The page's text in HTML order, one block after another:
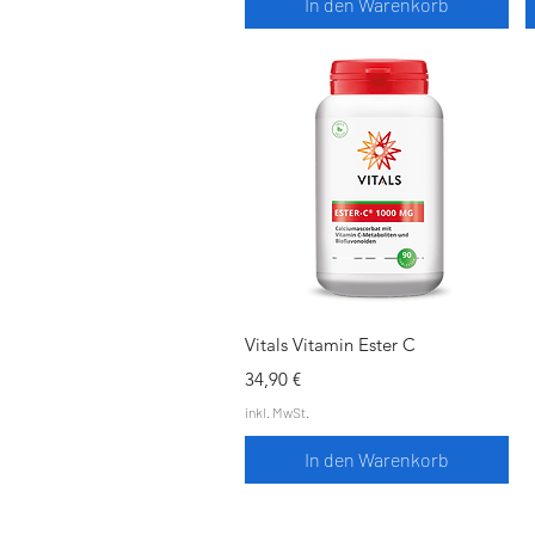
Schnellansicht
Vitals Vitamin Ester C
Preis
34,90 €
inkl. MwSt.
In den Warenkorb